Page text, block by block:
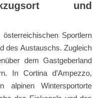
und
Sportlern
des Austauschs. Zugleich
dem Gastgeberland
In Cortina d’Ampezzo,
alpinen Wintersportorte